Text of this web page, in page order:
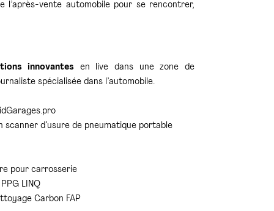
l’après-vente automobile pour se rencontrer,
innovantesen live dans une zone de
spécialisée dans l’automobile.
scanner d’usure de pneumatique portable
pour carrosserie
LINQ
Carbon FAP